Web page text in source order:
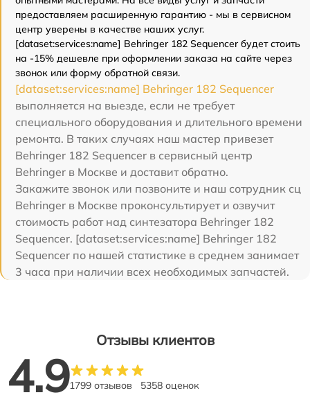
предоставляем расширенную гарантию - мы в сервисном
центр уверены в качестве наших услуг.
[dataset:services:name] Behringer 182 Sequencer будет стоить
на -15% дешевле при оформлении заказа на сайте через
звонок или форму обратной связи.
[dataset:services:name] Behringer 182 Sequencer
выполняется на выезде, если не требует
специального оборудования и длительного времени
ремонта. В таких случаях наш мастер привезет
Behringer 182 Sequencer в сервисный центр
Behringer в Москве и доставит обратно.
Закажите звонок или позвоните и наш сотрудник сц
Behringer в Москве проконсультирует и озвучит
стоимость работ над синтезатора Behringer 182
Sequencer. [dataset:services:name] Behringer 182
Sequencer по нашей статистике в среднем занимает
3 часа при наличии всех необходимых запчастей.
Отзывы клиентов
4.91799 отзывов 5358 оценок